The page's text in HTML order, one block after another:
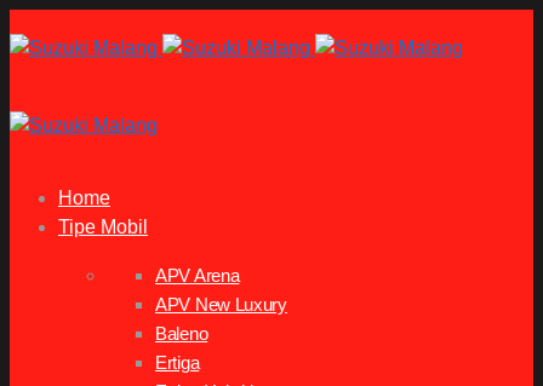
Home
Tipe Mobil
APV Arena
APV New Luxury
Baleno
Ertiga